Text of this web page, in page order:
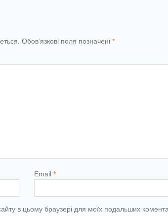
Обов’язкові поля позначені *
Email *
в цьому браузері для моїх подальших